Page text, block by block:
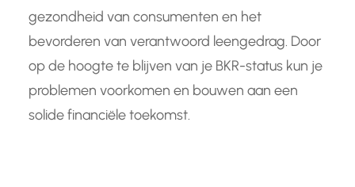
gezondheid van consumenten en het
bevorderen van verantwoord leengedrag. Door
op de hoogte te blijven van je BKR-status kun je
problemen voorkomen en bouwen aan een
solide financiële toekomst.